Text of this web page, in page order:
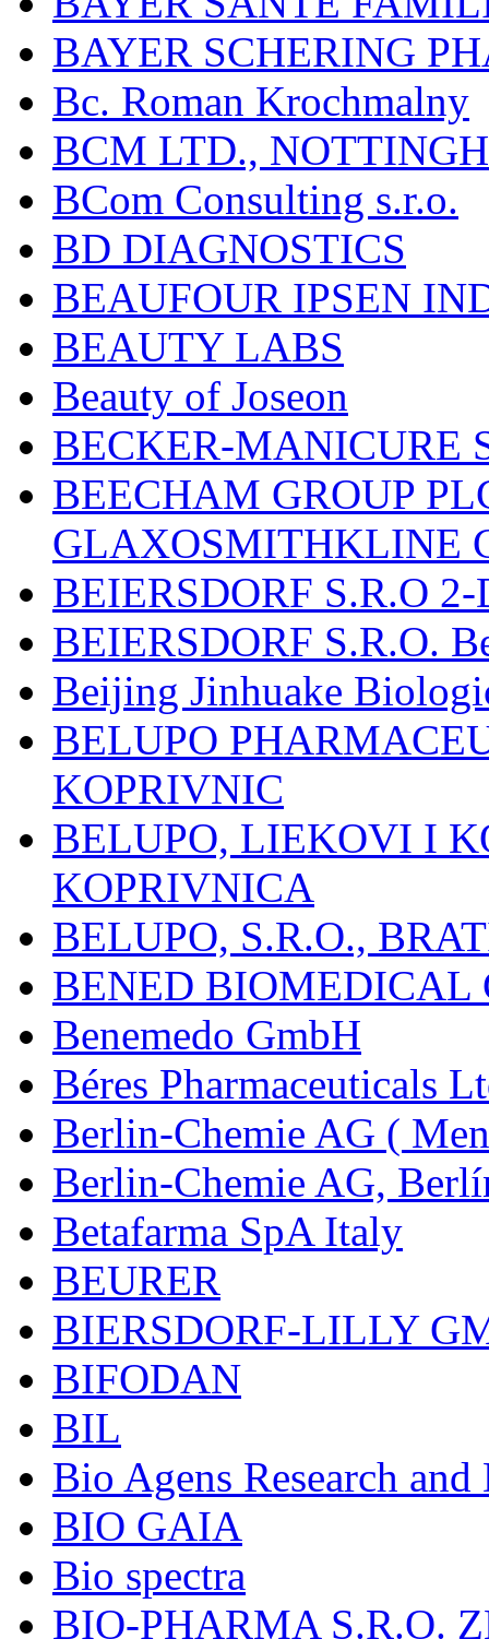
BAYER SCHERING
Bc. Roman Krochmalny
BCM LTD.,
BCom Consulting s.r.o.
BD DIAGNOSTICS
BEAUFOUR IPSEN
BEAUTY LABS
Beauty of Joseon
BECKER-MANICURE
BEECHAM GROUP
GLAXOSMITHKLINE
BEIERSDORF S.R.O
BEIERSDORF S.R.O.
Beijing Jinhuake
BELUPO
KOPRIVNIC
BELUPO, LIEKOVI I
KOPRIVNICA
BELUPO, S.R.O.,
BENED BIOMEDICAL
Benemedo GmbH
Béres Pharmaceuticals
Berlin-Chemie AG (
Berlin-Chemie AG,
Betafarma SpA Italy
BEURER
BIERSDORF-LILLY
BIFODAN
BIL
Bio Agens Research
BIO GAIA
Bio spectra
BIO-PHARMA S.R.O.